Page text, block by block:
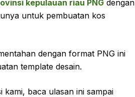
kepulauan riau PNG dengan
untuk pembuatan kos
dengan format PNG ini
template desain.
baca ulasan ini sampai